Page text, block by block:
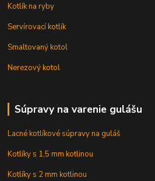
Kotlík na ryby
Servírovací kotlík
Smaltovaný kotol
Nerezový kotol
Súpravy na varenie gulášu
Lacné kotlíkové súpravy na guláš
Kotlíky s 1,5 mm kotlinou
Kotlíky s 2 mm kotlinou